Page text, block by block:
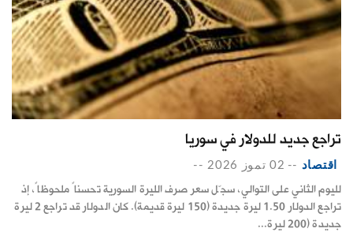
تراجع جديد للدولار في سوريا
اقتصاد -- 02 تموز 2026 --
لليوم الثاني على التوالي، سجّل سعر صرف الليرة السورية تحسناً ملحوظاً، إذ
تراجع الدولار 1.50 ليرة جديدة (150 ليرة قديمة). كان الدولار قد تراجع 2 ليرة
جديدة (200 ليرة...